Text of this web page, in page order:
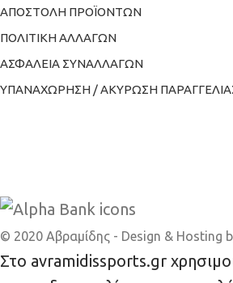
ΑΠΟΣΤΟΛΗ ΠΡΟΪΟΝΤΩΝ
ΠΟΛΙΤΙΚΗ ΑΛΛΑΓΩΝ
ΑΣΦΑΛΕΙΑ ΣΥΝΑΛΛΑΓΩΝ
ΥΠΑΝΑΧΩΡΗΣΗ / ΑΚΥΡΩΣΗ
© 2020 Αβραμίδης - Design & Hosting
Στο avramidissports.gr